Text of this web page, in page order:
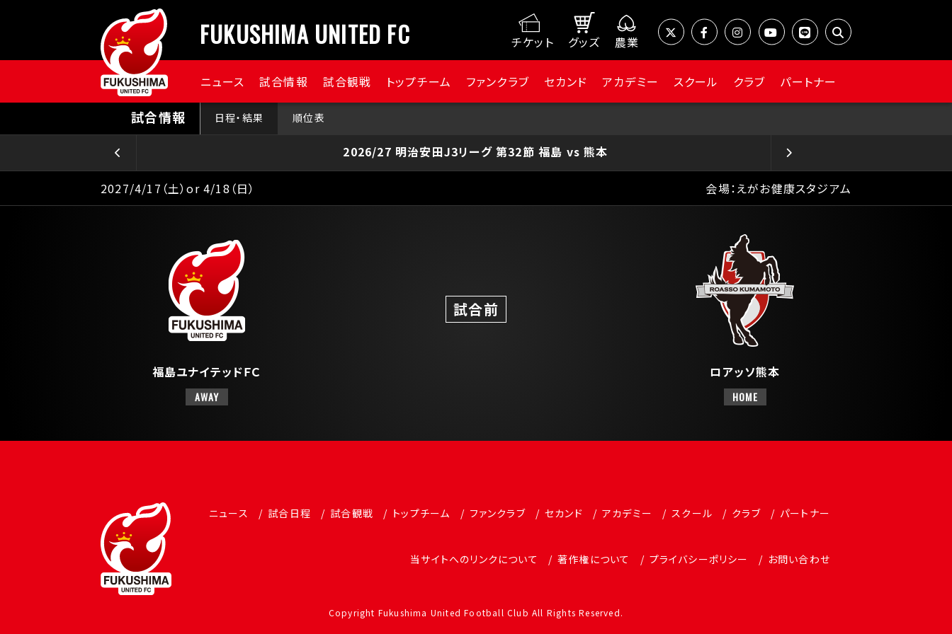
FUKUSHIMA UNITED FC チケット グッズ 農業
ニュース 試合情報 試合観戦 トップチーム ファンクラブ セカンド アカデミー スクール クラブ パートナー
試合情報 日程・結果 順位表
前の
2026/27 明治安田J3リーグ 第32節 福島 vs 熊本
次の
2027/4/17（土）or 4/18（日） 会場：えがお健康スタジアム
福島ユナイテッドＦＣ
AWAY
試合前
ロアッソ熊本
HOME
ニュース 試合日程 試合観戦 トップチーム ファンクラブ セカンド アカデミー スクール クラブ パートナー
当サイトへのリンクについて 著作権について プライバシーポリシー お問い合わせ
Copyright Fukushima United Football Club All Rights Reserved.